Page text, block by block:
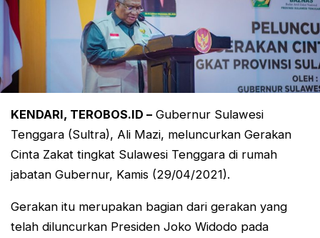
KENDARI, TEROBOS.ID – Gubernur Sulawesi
Tenggara (Sultra), Ali Mazi, meluncurkan Gerakan
Cinta Zakat tingkat Sulawesi Tenggara di rumah
jabatan Gubernur, Kamis (29/04/2021).
Gerakan itu merupakan bagian dari gerakan yang
telah diluncurkan Presiden Joko Widodo pada